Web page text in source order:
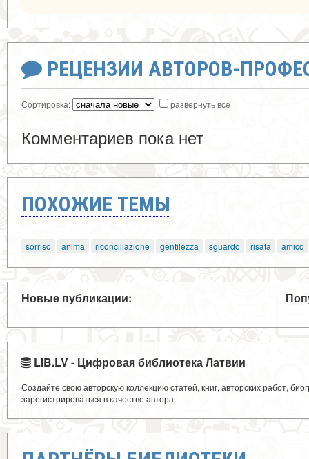
РЕЦЕНЗИИ АВТОРОВ-
Сортировка: развернуть все
Комментариев пока нет
ПОХОЖИЕ ТЕМЫ
sorriso anima riconciliazione gentilezza sguardo risata amico
Новые публикации:
LIB.LV - Цифровая библиотека Латвии
Создайте свою авторскую коллекцию статей, книг, авторских работ,
зарегистрироваться в качестве автора.